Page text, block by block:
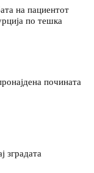
на пациентот
по тешка
почината
зградата